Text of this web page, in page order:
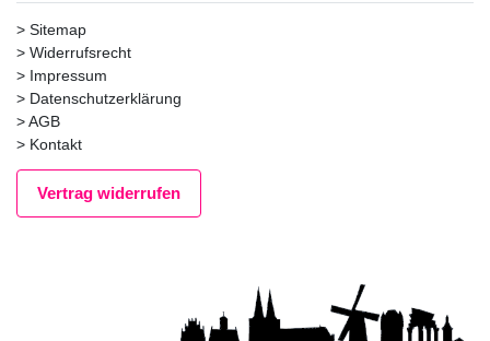
> Sitemap
> Widerrufsrecht
> Impressum
> Datenschutzerklärung
>AGB
> Kontakt
Vertrag widerrufen